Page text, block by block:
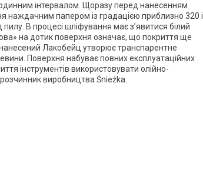
інтервалом. Щоразу перед нанесенням
наждачним папером із градацією приблизно 320 і
В процесі шліфування має з’явитися білий
на дотик поверхня означає, що покриття ще
Лакобейц утворює транспарентне
Поверхня набуває повних експлуатаційних
інструментів використовувати олійно-
виробництва Śnieżka.